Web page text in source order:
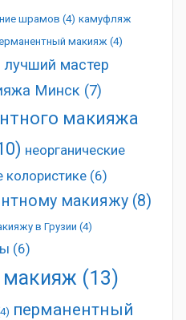
шрамов (4) камуфляж
макияж (4)
лучший мастер
Минск (7)
макияжа
неорганические
колористике (6)
макияжу (8)
в Грузии (4)
(6)
макияж (13)
перманентный